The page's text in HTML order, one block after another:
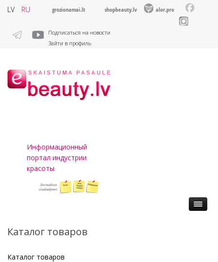
LV RU grozionamai.lt shopbeauty.lv alor.pro
Подписаться на новости
Зайти в профиль
Информационный
портал индустрии
красоты
Каталог товаров
Каталог товаров